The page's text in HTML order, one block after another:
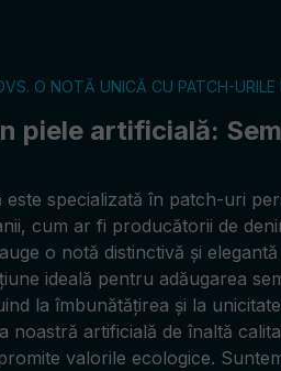
O NOTĂ UNICĂ CU PATCH-URILE
piele artificială:
este specializată în patch-uri
cum ar fi producătorii de
o notă distinctivă și
ideală pentru adăugarea
la îmbunătățirea și la
noastră artificială de înaltă
valorile ecologice.